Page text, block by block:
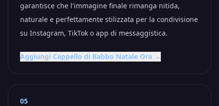
garantisce che l'immagine finale rimanga nitida,
naturale e perfettamente stilizzata per la condivisione
su Instagram, TikTok o app di messaggistica.
Aggiungi Cappello di Babbo Natale Ora →
05